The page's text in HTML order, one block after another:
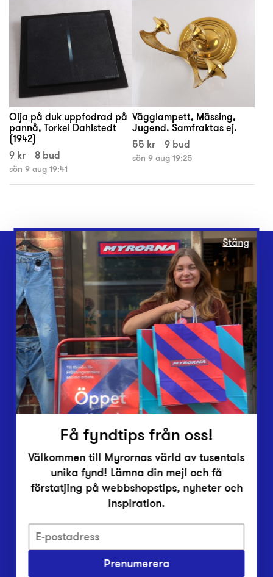
Olja på duk uppfodrad på
pannå, Torkel Dahlstedt
(1942)
9 kr
8 bud
sön 9 aug 19:41
Vägglampett, Mässing,
Jugend. Samfraktas ej.
55 kr
9 bud
sön 9 aug 19:25
Webbshop
Butiker
Lämna in
Vårt överskott
Inlämningsplatser
Om Myrorna
Lediga jobb
Pressrum
Integritetsskyddspolicy
Har du frågor om onlineköp, leverans eller retur?
Stäng
Få fyndtips från oss!
Välkommen till Myrornas värld av tusentals
unika fynd! Lämna din mejl och få
förstatjing på webbshopstips, nyheter och
inspiration.
Prenumerera